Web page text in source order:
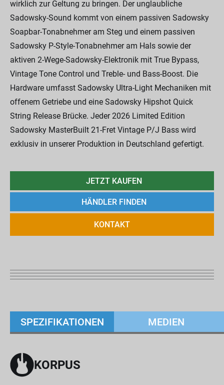
wirklich zur Geltung zu bringen. Der unglaubliche
Sadowsky-Sound kommt von einem passiven Sadowsky
Soapbar-Tonabnehmer am Steg und einem passiven
Sadowsky P-Style-Tonabnehmer am Hals sowie der
aktiven 2-Wege-Sadowsky-Elektronik mit True Bypass,
Vintage Tone Control und Treble- und Bass-Boost. Die
Hardware umfasst Sadowsky Ultra-Light Mechaniken mit
offenem Getriebe und eine Sadowsky Hipshot Quick
String Release Brücke. Jeder 2026 Limited Edition
Sadowsky MasterBuilt 21-Fret Vintage P/J Bass wird
exklusiv in unserer Produktion in Deutschland gefertigt.
JETZT KAUFEN
HÄNDLER FINDEN
KONTAKT
SPEZIFIKATIONEN MEDIEN
KORPUS